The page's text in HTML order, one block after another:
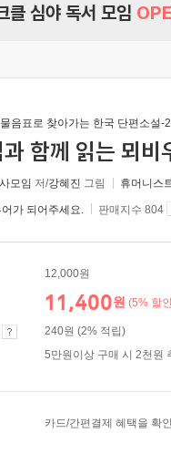
클 심야 독서 모임
물음표로 찾아가는 한국 단편소설-
함께 읽는 뫼비
모임 저/강혜진 그림 휴머니스
가 되어주세요. 판매지수 804
12,000원
11,400원 (5% 할
240원 (2% 적립)
5만원이상 구매 시 2천원
카드/간편결제 혜택을 확